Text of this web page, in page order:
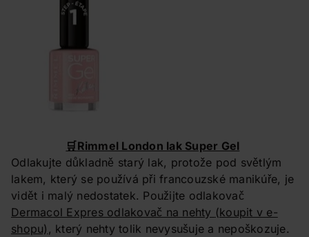
🛒Rimmel London lak Super Gel
Odlakujte důkladně starý lak, protože pod světlým
lakem, který se používá při francouzské manikúře, je
vidět i malý nedostatek. Použijte odlakovač
Dermacol Expres odlakovač na nehty (koupit v e-
shopu) , který nehty tolik nevysušuje a nepoškozuje.